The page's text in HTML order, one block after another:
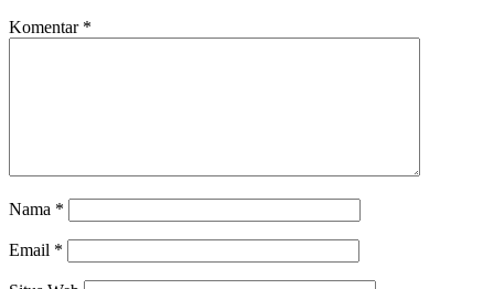
Komentar *
Nama *
Email *